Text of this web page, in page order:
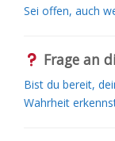
Sei offen, auch
Frage an
Bist du bereit,
Wahrheit